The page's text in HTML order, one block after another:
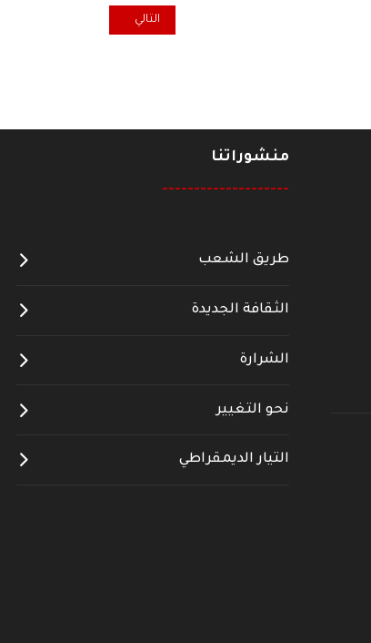
المقال التالي: الصراع الذي يتم
التالي
منشوراتنا
--------------------
طريق الشعب
الثقافة الجديدة
الشرارة
نحو التغيير
التيار الديمقراطي